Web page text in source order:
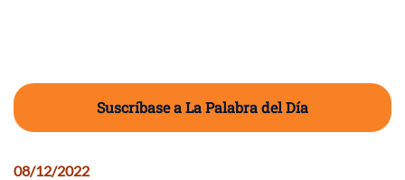
Suscríbase a La Palabra del Día
08/12/2022